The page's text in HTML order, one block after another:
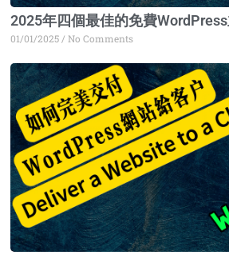
2025年四個最佳的免費
01/01/2025 No Comments